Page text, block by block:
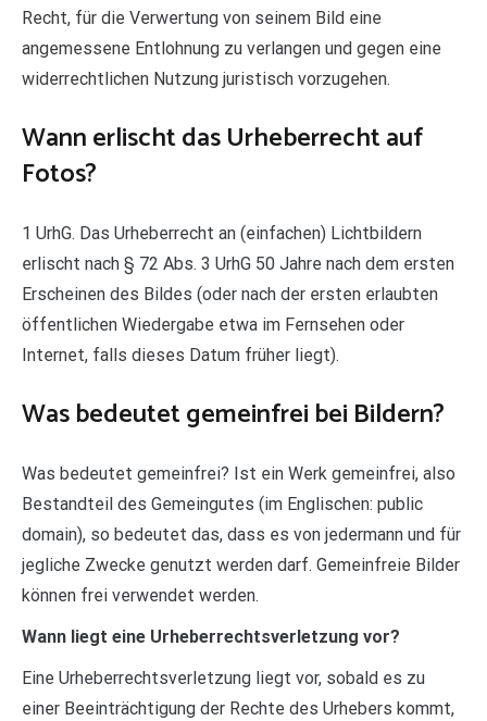
Recht, für die Verwertung von seinem Bild eine
angemessene Entlohnung zu verlangen und gegen eine
widerrechtlichen Nutzung juristisch vorzugehen.
Wann erlischt das Urheberrecht auf
Fotos?
1 UrhG. Das Urheberrecht an (einfachen) Lichtbildern
erlischt nach § 72 Abs. 3 UrhG 50 Jahre nach dem ersten
Erscheinen des Bildes (oder nach der ersten erlaubten
öffentlichen Wiedergabe etwa im Fernsehen oder
Internet, falls dieses Datum früher liegt).
Was bedeutet gemeinfrei bei Bildern?
Was bedeutet gemeinfrei? Ist ein Werk gemeinfrei, also
Bestandteil des Gemeingutes (im Englischen: public
domain), so bedeutet das, dass es von jedermann und für
jegliche Zwecke genutzt werden darf. Gemeinfreie Bilder
können frei verwendet werden.
Wann liegt eine Urheberrechtsverletzung vor?
Eine Urheberrechtsverletzung liegt vor, sobald es zu
einer Beeinträchtigung der Rechte des Urhebers kommt,